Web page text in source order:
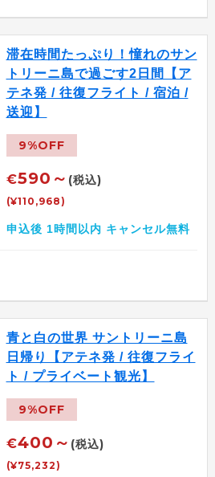
滞在時間たっぷり！憧れのサン
トリーニ島で過ごす2日間【ア
テネ発 / 往復フライト / 宿泊 /
送迎】
9%OFF
€590～ (税込)
(¥110,968)
申込後 1時間以内 キャンセル無料
青と白の世界 サントリーニ島
日帰り【アテネ発 / 往復フライ
ト / プライベート観光】
9%OFF
€400～ (税込)
(¥75,232)